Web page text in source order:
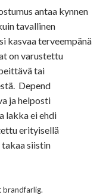
antaa kynnen
tavallinen
kasvaa terveempänä
on varustettu
tai
Depend
ja helposti
lakka ei ehdi
erityisellä
siistin
brandfarlig.